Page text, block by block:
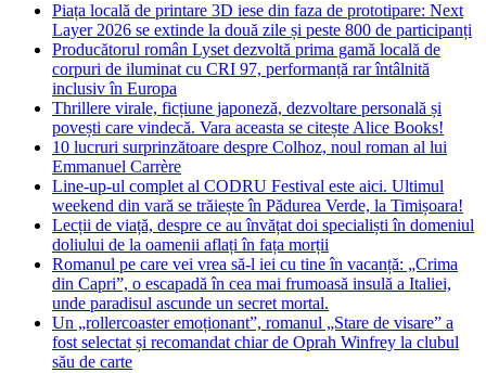
Piața locală de printare 3D iese din faza de prototipare: Next
Layer 2026 se extinde la două zile și peste 800 de participanți
Producătorul român Lyset dezvoltă prima gamă locală de
corpuri de iluminat cu CRI 97, performanță rar întâlnită
inclusiv în Europa
Thrillere virale, ficțiune japoneză, dezvoltare personală și
povești care vindecă. Vara aceasta se citește Alice Books!
10 lucruri surprinzătoare despre Colhoz, noul roman al lui
Emmanuel Carrère
Line-up-ul complet al CODRU Festival este aici. Ultimul
weekend din vară se trăiește în Pădurea Verde, la Timișoara!
Lecții de viață, despre ce au învățat doi specialiști în domeniul
doliului de la oamenii aflați în fața morții
Romanul pe care vei vrea să-l iei cu tine în vacanță: „Crima
din Capri”, o escapadă în cea mai frumoasă insulă a Italiei,
unde paradisul ascunde un secret mortal.
Un „rollercoaster emoționant”, romanul „Stare de visare” a
fost selectat și recomandat chiar de Oprah Winfrey la clubul
său de carte